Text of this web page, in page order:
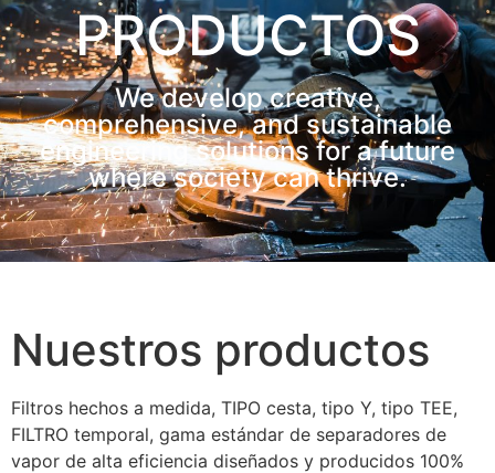
PRODUCTOS
We develop creative,
comprehensive, and sustainable
engineering solutions for a future
where society can thrive.
Nuestros productos
Filtros hechos a medida, TIPO cesta, tipo Y, tipo TEE,
FILTRO temporal, gama estándar de separadores de
vapor de alta eficiencia diseñados y producidos 100%